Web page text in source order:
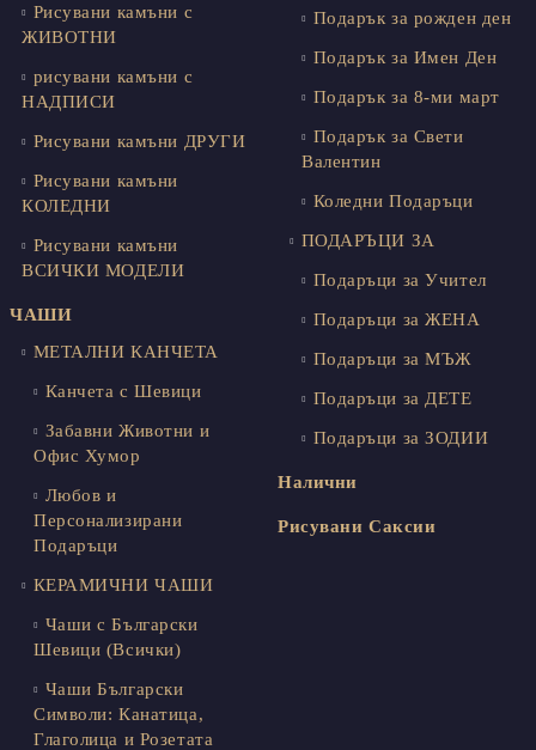
Рисувани камъни с
ЖИВОТНИ
рисувани камъни с
НАДПИСИ
Рисувани камъни ДРУГИ
Рисувани камъни
КОЛЕДНИ
Рисувани камъни
ВСИЧКИ МОДЕЛИ
ЧАШИ
МЕТАЛНИ КАНЧЕТА
Канчета с Шевици
Забавни Животни и
Офис Хумор
Любов и
Персонализирани
Подаръци
КЕРАМИЧНИ ЧАШИ
Чаши с Български
Шевици (Всички)
Чаши Български
Символи: Канатица,
Глаголица и Розетата
Подарък за рожден ден
Подарък за Имен Ден
Подарък за 8-ми март
Подарък за Свети
Валентин
Коледни Подаръци
ПОДАРЪЦИ ЗА
Подаръци за Учител
Подаръци за ЖЕНА
Подаръци за МЪЖ
Подаръци за ДЕТЕ
Подаръци за ЗОДИИ
Налични
Рисувани Саксии